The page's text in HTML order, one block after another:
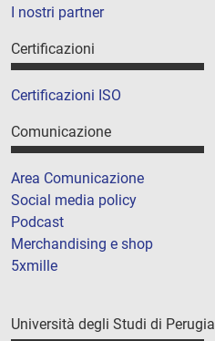
I nostri partner
Certificazioni
Certificazioni ISO
Comunicazione
Area Comunicazione
Social media policy
Podcast
Merchandising e shop
5xmille
Università degli Studi di Perugia